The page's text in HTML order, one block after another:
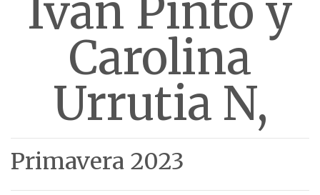
Iván Pinto y
Carolina
Urrutia N,
Primavera 2023